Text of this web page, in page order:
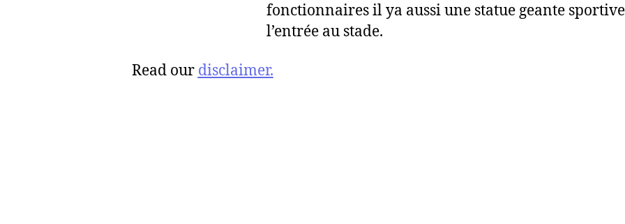
fonctionnaires il ya aussi une statue geante
l’entrée au stade.
Read our disclaimer.